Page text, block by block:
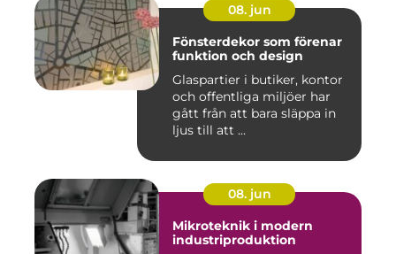
08. jun
Fönsterdekor som förenar
funktion och design
Glaspartier i butiker, kontor
och offentliga miljöer har
gått från att bara släppa in
ljus till att ...
08. jun
Mikroteknik i modern
industriproduktion